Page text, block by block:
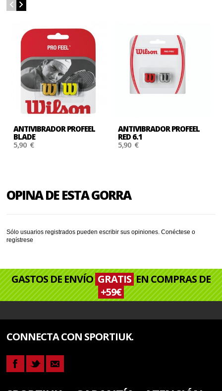
ANTIVIBRADOR PROFEEL
BLADE
5,90 €
ANTIVIBRADOR PROFEEL
RED 6.1
5,90 €
OPINA DE ESTA GORRA
Sólo usuarios registrados pueden escribir sus opiniones.Conéctese o
regístrese
GASTOS DE ENVÍO GRATISEN COMPRAS DE
+59€
CONNECTA CON SPORTIUK.